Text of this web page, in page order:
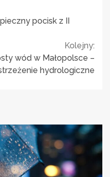
pocisk z II
Kolejny:
wód w Małopolsce –
hydrologiczne